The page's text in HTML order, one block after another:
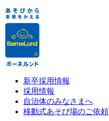
新卒採用情報
採用情報
自治体のみなさまへ
移動式あそび場のご依頼